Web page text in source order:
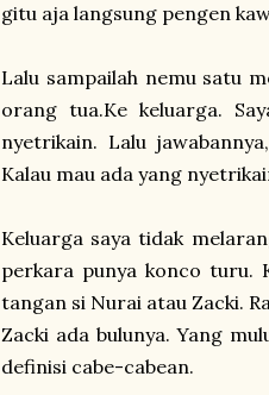
gitu aja langsung pengen
Lalu sampailah nemu satu
orang tua.Ke keluarga.
nyetrikain. Lalu
Kalau mau ada yang
Keluarga saya tidak
perkara punya konco turu.
tangan si Nurai atau Zacki.
Zacki ada bulunya. Yang
definisi cabe-cabean.